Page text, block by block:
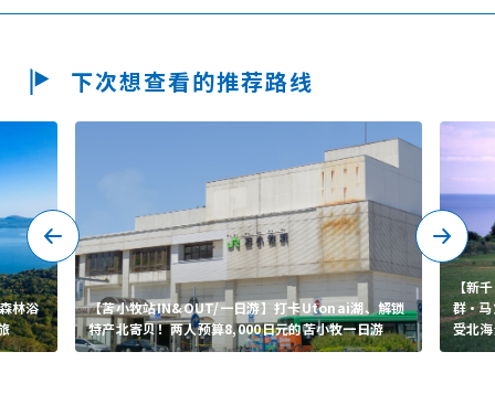
下次想查看的推荐路线
林浴
【苫小牧站IN&OUT/一日游】打卡Utonai湖、解锁
特产北寄贝！两人预算8,000日元的苫小牧一日游
【新
群・
受北